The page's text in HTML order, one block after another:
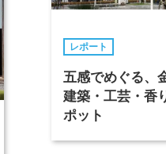
レポート
五感でめぐる、
建築・工芸・香
ポット